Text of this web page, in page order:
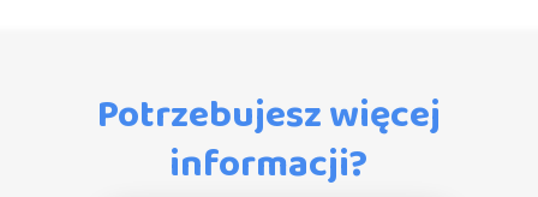
Potrzebujesz więcej
informacji?